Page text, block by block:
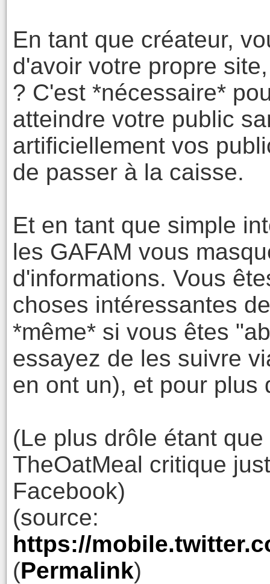
En tant que créateur,
d'avoir votre propre
? C'est *nécessaire*
atteindre votre public
artificiellement vos
de passer à la caisse.
Et en tant que simple
les GAFAM vous
d'informations. Vous
choses intéressantes
*même* si vous êtes
essayez de les suivre
en ont un), et pour plus
(Le plus drôle étant
TheOatMeal critique
Facebook)
(source:
https://
(Permalink)